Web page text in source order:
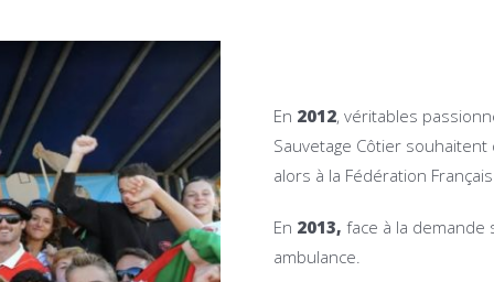
En 2012, véritables
Sauvetage Côtier
alors à la Fédération
En 2013, face à la demande
ambulance.